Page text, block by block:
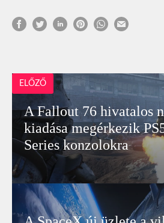
ELŐZŐ
A Fallout 76 hivatalos
kiadása megérkezik
Series konzolokra